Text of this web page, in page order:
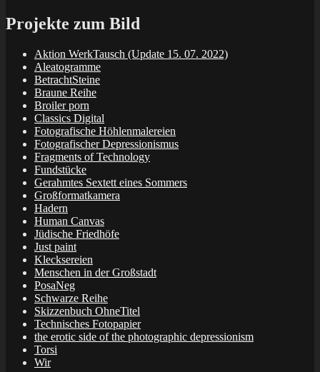
Projekte zum Bild
Aktion WerkTausch (Update 15. 07. 2022)
Aleatogramme
BetrachtSteine
Braune Reihe
Broiler porn
Classics Digital
Fotografische Höhlenmalereien
Fotografischer Depressionismus
Fragments of Technology
Fundstücke
Gerahmtes Sextett eines Sommers
Großformatkamera
Hadern
Human Canvas
Jüdische Friedhöfe
Just paint
Klecksereien
Menschen in der Großstadt
PosaNeg
Schwarze Reihe
Skizzenbuch OhneTitel
Technisches Fotopapier
the erotic side of the photographic depressionism
Torsi
Wir